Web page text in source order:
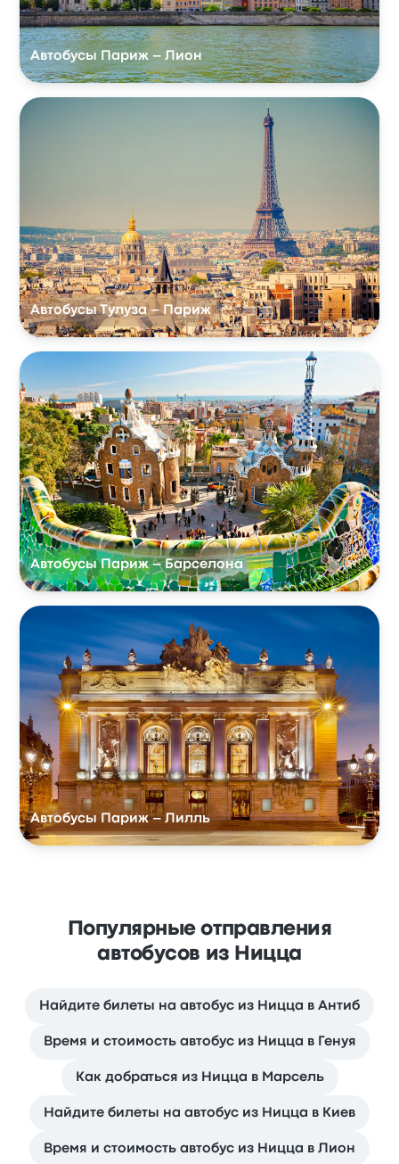
Автобусы Париж – Лион
Автобусы Тулуза – Париж
Автобусы Париж – Барселона
Автобусы Париж – Лилль
Популярные отправления
автобусов из Ницца
Найдите билеты на автобус из Ницца в Антиб
Время и стоимость автобус из Ницца в Генуя
Как добраться из Ницца в Марсель
Найдите билеты на автобус из Ницца в Киев
Время и стоимость автобус из Ницца в Лион